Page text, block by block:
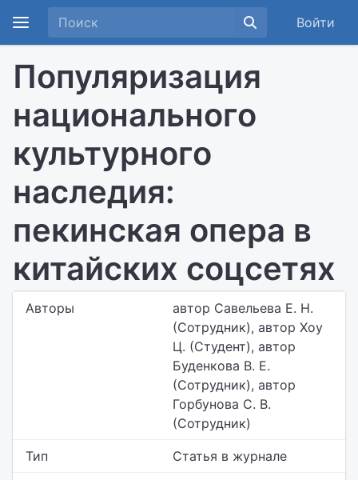
Войти
Популяризация
национального
культурного
наследия:
пекинская опера в
китайских соцсетях
Авторы
автор Савельева Е. Н.
(Сотрудник), автор Хоу
Ц. (Студент), автор
Буденкова В. Е.
(Сотрудник), автор
Горбунова С. В.
(Сотрудник)
Тип Статья в журнале